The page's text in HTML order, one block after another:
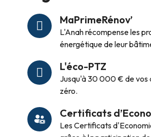
MaPrimeRénov’
L'Anah récompense les
énergétique de leur
L'éco-PTZ
Jusqu'à 30 000 € de vos
zéro.
Certificats
Les Certificats